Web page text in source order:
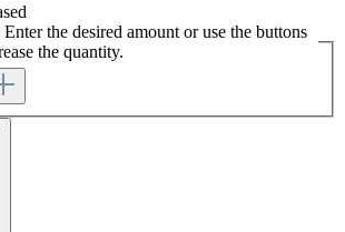
the desired amount or use the buttons
the quantity.